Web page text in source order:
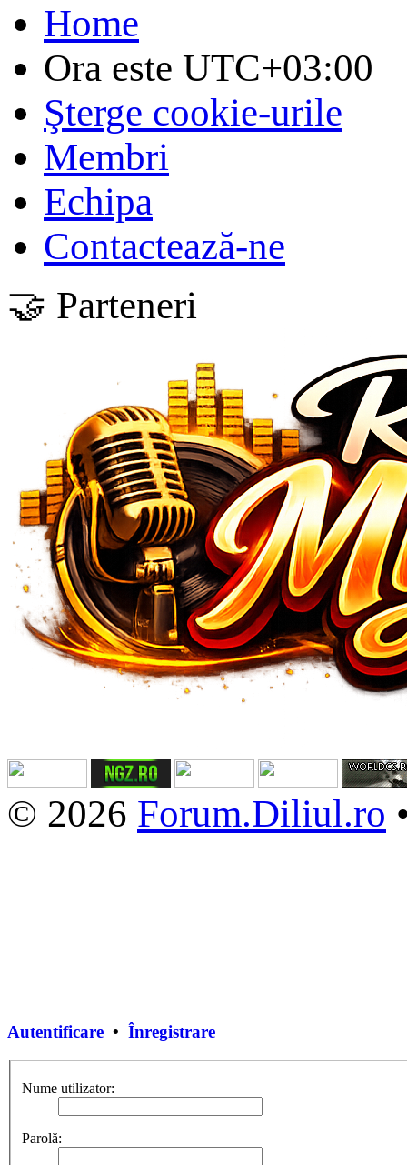
Home
Ora este UTC+03:00
Şterge cookie-urile
Membri
Echipa
Contactează-ne
🤝 Parteneri
© 2026 Forum.Diliul.ro
Autentificare • Înregistrare
Nume utilizator:
Parolă: